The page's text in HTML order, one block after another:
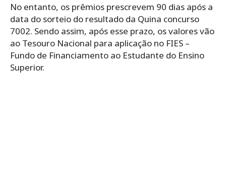
No entanto, os prêmios prescrevem 90 dias após a
data do sorteio do resultado da Quina concurso
7002. Sendo assim, após esse prazo, os valores vão
ao Tesouro Nacional para aplicação no FIES –
Fundo de Financiamento ao Estudante do Ensino
Superior.